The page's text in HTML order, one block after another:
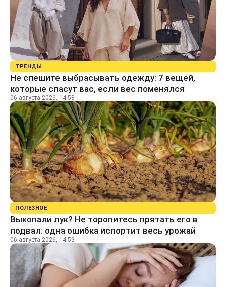
ТРЕНДЫ
Не спешите выбрасывать одежду: 7 вещей,
которые спасут вас, если вес поменялся
06 августа 2026, 14:58
ПОЛЕЗНОЕ
Выкопали лук? Не торопитесь прятать его в
подвал: одна ошибка испортит весь урожай
06 августа 2026, 14:53